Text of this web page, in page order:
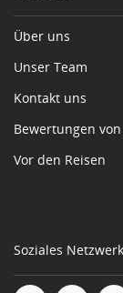
Über uns
Unser Team
Kontakt uns
Bewertungen
Vor den Reisen
Soziales Netzwerk